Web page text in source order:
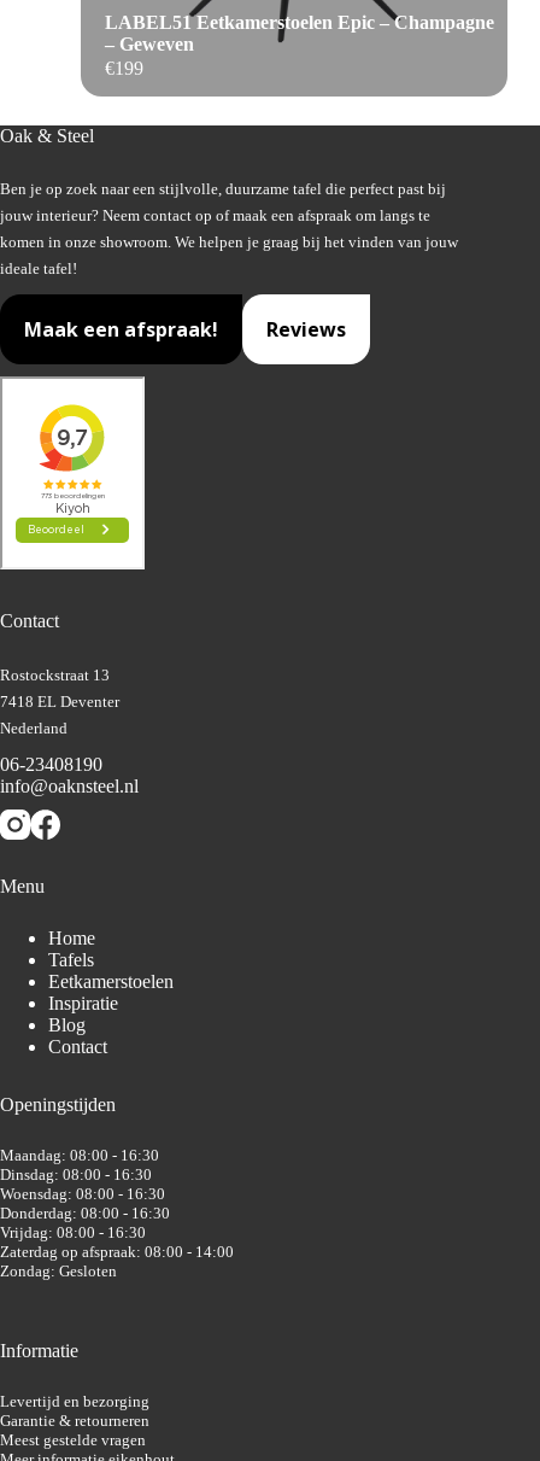
€199
LABEL51 Eetkamerstoelen Epic – Champagne
– Geweven
Oak & Steel
Ben je op zoek naar een stijlvolle, duurzame tafel die perfect past bij
jouw interieur? Neem contact op of maak een afspraak om langs te
komen in onze showroom. We helpen je graag bij het vinden van jouw
ideale tafel!
Maak een afspraak! Reviews
Contact
Rostockstraat 13
7418 EL Deventer
Nederland
06-23408190
info@oaknsteel.nl
Menu
Home
Tafels
Eetkamerstoelen
Inspiratie
Blog
Contact
Openingstijden
Maandag: 08:00 - 16:30
Dinsdag: 08:00 - 16:30
Woensdag: 08:00 - 16:30
Donderdag: 08:00 - 16:30
Vrijdag: 08:00 - 16:30
Zaterdag op afspraak: 08:00 - 14:00
Zondag: Gesloten
Informatie
Levertijd en bezorging
Garantie & retourneren
Meest gestelde vragen